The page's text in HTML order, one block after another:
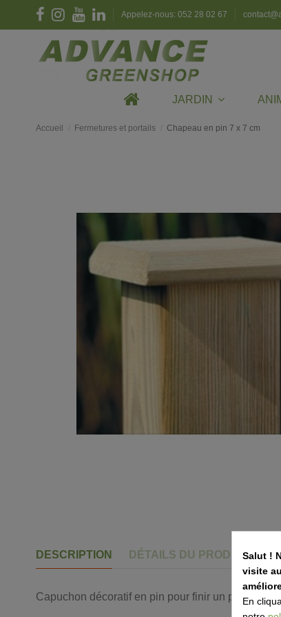
Appelez-nous: 052 28 02 67
JARDIN
Accueil Fermetures et portails Chapeau en pin 7 x 7 cm
DESCRIPTION DÉTAILS DU PRODUIT
Capuchon décoratif en pin pour finir un poteau
Salut !
visite
En